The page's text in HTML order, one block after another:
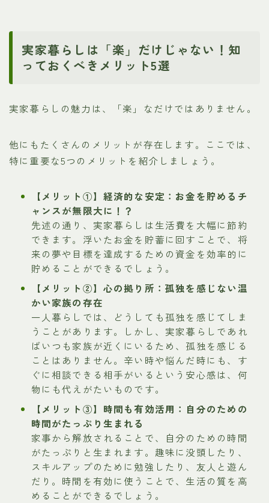
実家暮らしは「楽」だけじゃない！知
っておくべきメリット5選
実家暮らしの魅力は、「楽」なだけではありません。
他にもたくさんのメリットが存在します。ここでは、
特に重要な5つのメリットを紹介しましょう。
【メリット①】経済的な安定：お金を貯めるチ
ャンスが無限大に！？
先述の通り、実家暮らしは生活費を大幅に節約
できます。浮いたお金を貯蓄に回すことで、将
来の夢や目標を達成するための資金を効率的に
貯めることができるでしょう。
【メリット②】心の拠り所：孤独を感じない温
かい家族の存在
一人暮らしでは、どうしても孤独を感じてしま
うことがあります。しかし、実家暮らしであれ
ばいつも家族が近くにいるため、孤独を感じる
ことはありません。辛い時や悩んだ時にも、す
ぐに相談できる相手がいるという安心感は、何
物にも代えがたいものです。
【メリット③】時間も有効活用：自分のための
時間がたっぷり生まれる
家事から解放されることで、自分のための時間
がたっぷりと生まれます。趣味に没頭したり、
スキルアップのために勉強したり、友人と遊ん
だり。時間を有効に使うことで、生活の質を高
めることができるでしょう。